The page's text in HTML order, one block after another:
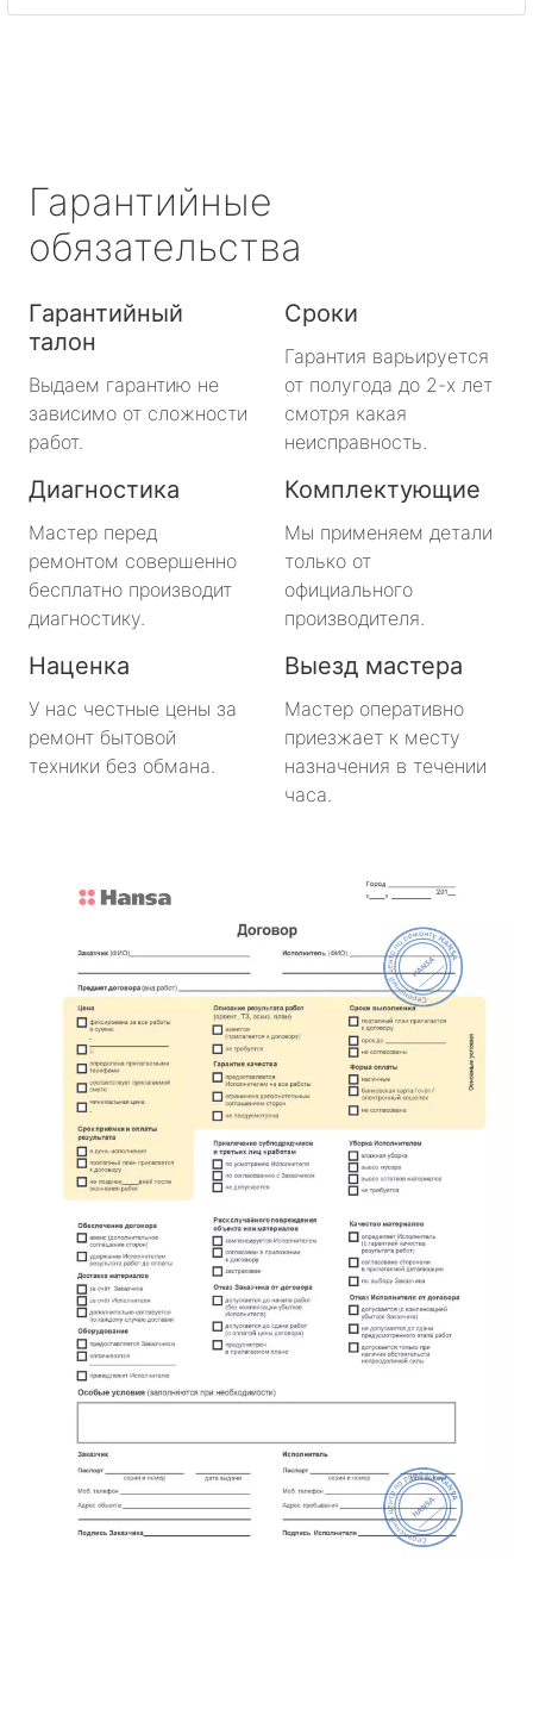
Гарантийные
обязательства
Гарантийный
талон
Выдаем гарантию не
зависимо от сложности
работ.
Сроки
Гарантия варьируется
от полугода до 2-х лет
смотря какая
неисправность.
Диагностика
Мастер перед
ремонтом совершенно
бесплатно производит
диагностику.
Комплектующие
Мы применяем детали
только от
официального
производителя.
Наценка
У нас честные цены за
ремонт бытовой
техники без обмана.
Выезд мастера
Мастер оперативно
приезжает к месту
назначения в течении
часа.